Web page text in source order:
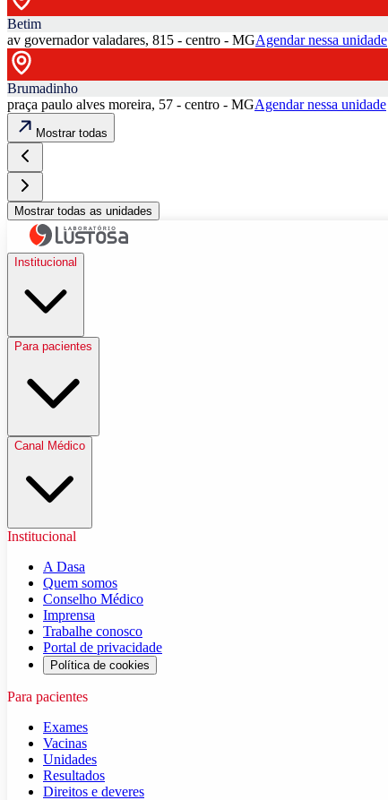
Betim
av governador valadares, 815 - centro - MGAgendar nessa unidade
Brumadinho
praça paulo alves moreira, 57 - centro - MGAgendar nessa unidade
Mostrar todas
Mostrar todas as unidades
Institucional
Para pacientes
Canal Médico
Institucional
A Dasa
Quem somos
Conselho Médico
Imprensa
Trabalhe conosco
Portal de privacidade
Política de cookies
Para pacientes
Exames
Vacinas
Unidades
Resultados
Direitos e deveres